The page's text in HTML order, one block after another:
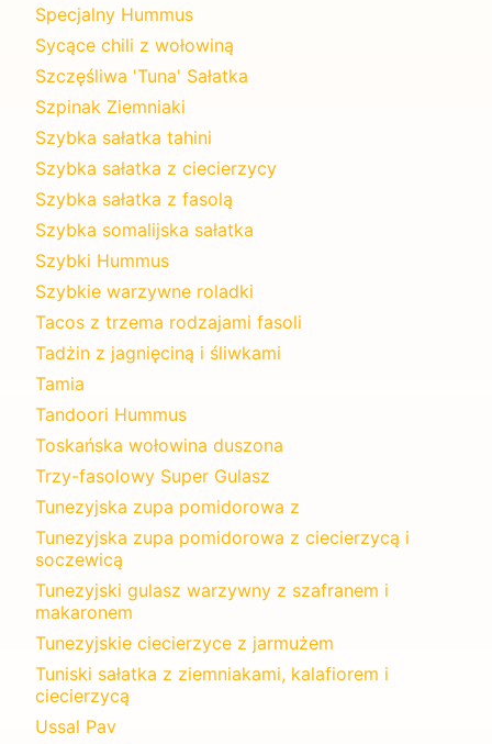
Specjalny Hummus
Sycące chili z wołowiną
Szczęśliwa 'Tuna' Sałatka
Szpinak Ziemniaki
Szybka sałatka tahini
Szybka sałatka z ciecierzycy
Szybka sałatka z fasolą
Szybka somalijska sałatka
Szybki Hummus
Szybkie warzywne roladki
Tacos z trzema rodzajami fasoli
Tadżin z jagnięciną i śliwkami
Tamia
Tandoori Hummus
Toskańska wołowina duszona
Trzy-fasolowy Super Gulasz
Tunezyjska zupa pomidorowa z
Tunezyjska zupa pomidorowa z ciecierzycą i
soczewicą
Tunezyjski gulasz warzywny z szafranem i
makaronem
Tunezyjskie ciecierzyce z jarmużem
Tuniski sałatka z ziemniakami, kalafiorem i
ciecierzycą
Ussal Pav